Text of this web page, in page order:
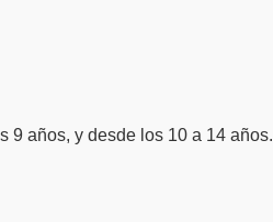
9 años, y desde los 10 a 14 años.